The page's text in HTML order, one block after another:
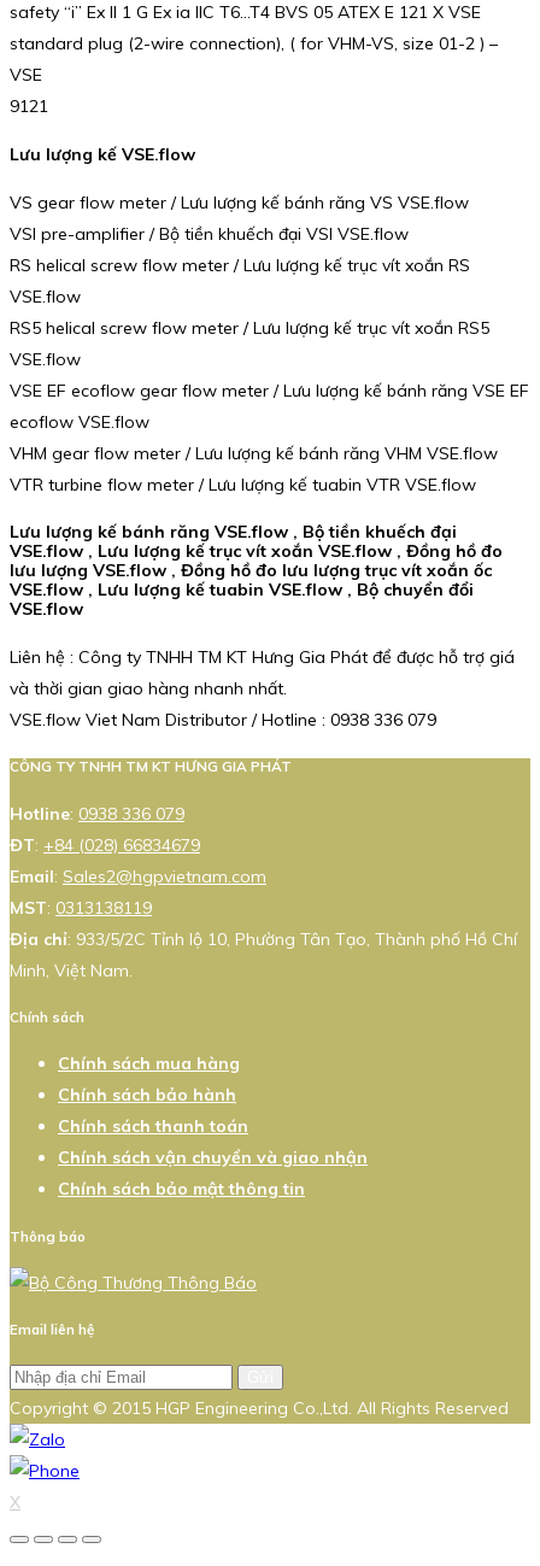
safety “i” Ex II 1 G Ex ia IIC T6…T4 BVS 05 ATEX E 121 X VSE
standard plug (2-wire connection), ( for VHM-VS, size 01-2 ) –
VSE
9121
Lưu lượng kế VSE.flow
VS gear flow meter / Lưu lượng kế bánh răng VS VSE.flow
VSI pre-amplifier / Bộ tiền khuếch đại VSI VSE.flow
RS helical screw flow meter / Lưu lượng kế trục vít xoắn RS
VSE.flow
RS5 helical screw flow meter / Lưu lượng kế trục vít xoắn RS5
VSE.flow
VSE EF ecoflow gear flow meter / Lưu lượng kế bánh răng VSE EF
ecoflow VSE.flow
VHM gear flow meter / Lưu lượng kế bánh răng VHM VSE.flow
VTR turbine flow meter / Lưu lượng kế tuabin VTR VSE.flow
Lưu lượng kế bánh răng VSE.flow , Bộ tiền khuếch đại
VSE.flow , Lưu lượng kế trục vít xoắn VSE.flow , Đồng hồ đo
lưu lượng VSE.flow , Đồng hồ đo lưu lượng trục vít xoắn ốc
VSE.flow , Lưu lượng kế tuabin VSE.flow , Bộ chuyển đổi
VSE.flow
Liên hệ : Công ty TNHH TM KT Hưng Gia Phát để được hỗ trợ giá
và thời gian giao hàng nhanh nhất.
VSE.flow Viet Nam Distributor / Hotline : 0938 336 079
CÔNG TY TNHH TM KT HƯNG GIA PHÁT
Hotline: 0938 336 079
ĐT: +84 (028) 66834679
Email: Sales2@hgpvietnam.com
MST: 0313138119
Địa chỉ: 933/5/2C Tỉnh lộ 10, Phường Tân Tạo, Thành phố Hồ Chí
Minh, Việt Nam.
Chính sách
Chính sách mua hàng
Chính sách bảo hành
Chính sách thanh toán
Chính sách vận chuyển và giao nhận
Chính sách bảo mật thông tin
Thông báo
Email liên hệ
Copyright © 2015 HGP Engineering Co.,Ltd. All Rights Reserved
X